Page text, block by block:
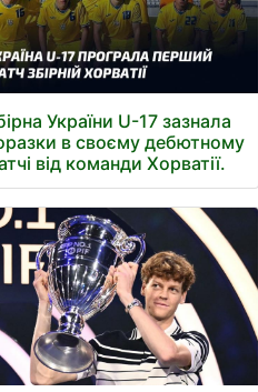
України U-17 зазнала
в своєму дебютному
від команди Хорватії.